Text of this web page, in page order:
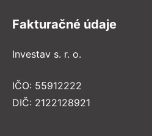
Fakturačné údaje
Investav s. r. o.
IČO: 55912222
DIČ: 2122128921